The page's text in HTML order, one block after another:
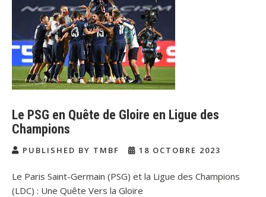
Le PSG en Quête de Gloire en Ligue des
Champions
PUBLISHED BY TMBF 18 OCTOBRE 2023
Le Paris Saint-Germain (PSG) et la Ligue des Champions
(LDC) : Une Quête Vers la Gloire